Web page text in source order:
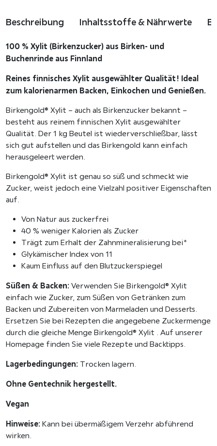
z
e
r
1
g
B
e
u
t
l
X
y
B
i
r
k
e
n
u
n
B
c
h
Beschreibung Inhaltsstoffe & Nährwerte
100 % Xylit (Birkenzucker) aus Birken- und
Buchenrinde aus Finnland
Reines finnisches Xylit ausgewählter Qualität! Ideal
zum kalorienarmen Backen, Einkochen und Genießen.
Birkengold® Xylit – auch als Birkenzucker bekannt –
besteht aus reinem finnischen Xylit ausgewählter
Qualität. Der 1 kg Beutel ist wiederverschließbar, lässt
sich gut aufstellen und das Birkengold kann einfach
herausgeleert werden.
Birkengold® Xylit ist genau so süß und schmeckt wie
Zucker, weist jedoch eine Vielzahl positiver Eigenschaften
auf.
Von Natur aus zuckerfrei
40 % weniger Kalorien als Zucker
Trägt zum Erhalt der Zahnmineralisierung bei*
Glykämischer Index von 11
Kaum Einfluss auf den Blutzuckerspiegel
Süßen & Backen: Verwenden Sie Birkengold® Xylit
einfach wie Zucker, zum Süßen von Getränken zum
Backen und Zubereiten von Marmeladen und Desserts.
Ersetzen Sie bei Rezepten die angegebene Zuckermenge
durch die gleiche Menge Birkengold® Xylit . Auf unserer
Homepage finden Sie viele Rezepte und Backtipps.
Lagerbedingungen: Trocken lagern.
Ohne Gentechnik hergestellt.
Vegan
Hinweise: Kann bei übermäßigem Verzehr abführend
wirken.